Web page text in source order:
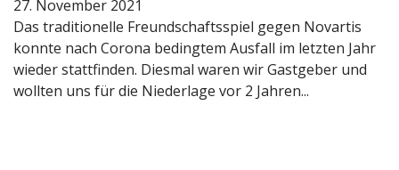
27. November 2021
Das traditionelle Freundschaftsspiel gegen Novartis
konnte nach Corona bedingtem Ausfall im letzten Jahr
wieder stattfinden. Diesmal waren wir Gastgeber und
wollten uns für die Niederlage vor 2 Jahren...